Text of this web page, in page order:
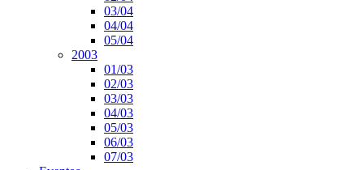
03/04
04/04
05/04
2003
01/03
02/03
03/03
04/03
05/03
06/03
07/03